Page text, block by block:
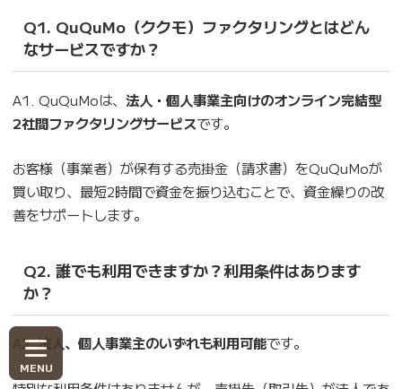
Q1. QuQuMo（ククモ）ファクタリングとはどん
なサービスですか？
A1. QuQuMoは、 法人・個人事業主向けのオンライン完結型
2社間ファクタリングサービスです。
お客様（事業者）が保有する売掛金（請求書）をQuQuMoが
買い取り、最短2時間で資金を振り込むことで、資金繰りの改
善をサポートします。
Q2. 誰でも利用できますか？利用条件はあります
か？
A2.法人、個人事業主のいずれも利用可能です。